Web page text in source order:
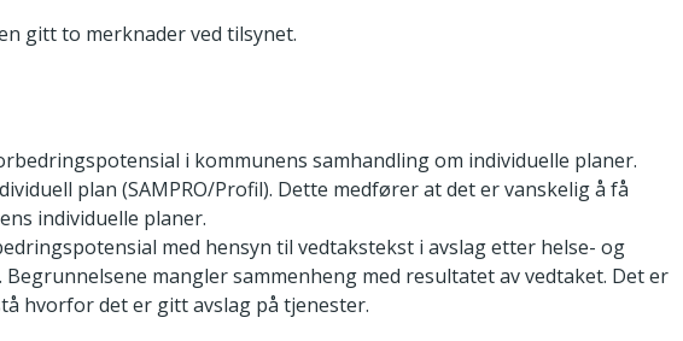
gitt to merknader ved tilsynet.
i kommunens samhandling om individuelle planer.
plan (SAMPRO/Profil). Dette medfører at det er vanskelig å få
individuelle planer.
med hensyn til vedtakstekst i avslag etter helse- og
mangler sammenheng med resultatet av vedtaket. Det er
hvorfor det er gitt avslag på tjenester.